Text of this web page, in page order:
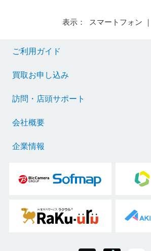
表示： スマートフォン ｜
ご利用ガイド
買取お申し込み
訪問・店頭サポート
会社概要
企業情報